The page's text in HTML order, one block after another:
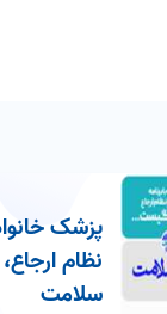
پزشک
نظام
سلامت